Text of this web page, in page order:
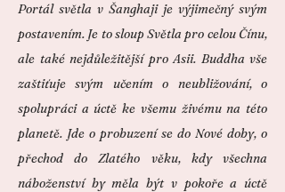
Portál světla v Šanghaji je výjimečný svým
postavením. Je to sloup Světla pro celou Čínu,
ale také nejdůležitější pro Asii. Buddha vše
zaštiťuje svým učením o neubližování, o
spolupráci a úctě ke všemu živému na této
planetě. Jde o probuzení se do Nové doby, o
přechod do Zlatého věku, kdy všechna
náboženství by měla být v pokoře a úctě